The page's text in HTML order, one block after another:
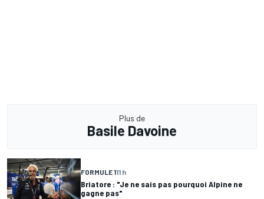
Plus de
Basile Davoine
FORMULE 111 h
Briatore : "Je ne sais pas pourquoi Alpine ne
gagne pas"